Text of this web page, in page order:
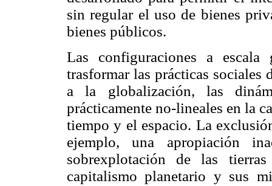
sin regular el uso de bienes
bienes públicos.
Las configuraciones a
trasformar las prácticas
a la globalización, las
prácticamente no-lineales en la
tiempo y el espacio. La
ejemplo, una apropiación
sobrexplotación de las
capitalismo planetario y sus